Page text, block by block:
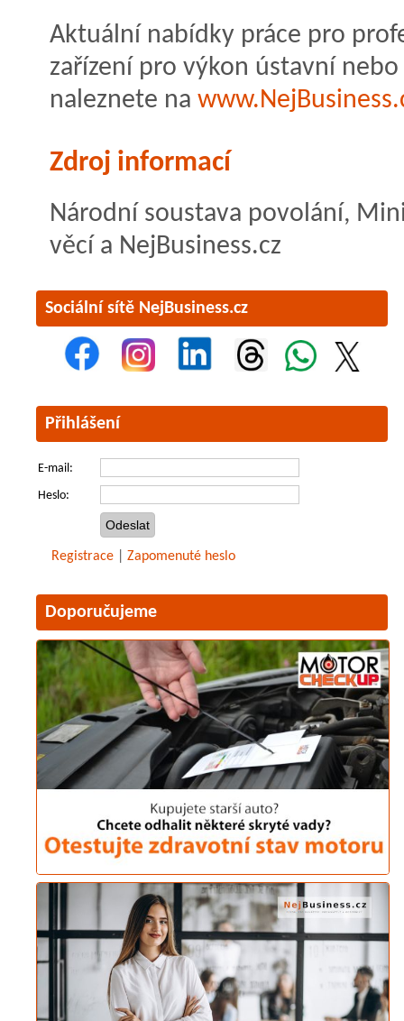
Aktuální nabídky práce pro
zařízení pro výkon ústavní
naleznete na
Zdroj informací
Národní soustava povolání,
věcí a NejBusiness.cz
Sociální sítě NejBusiness.cz
Přihlášení
E-mail:
Heslo:
Registrace Zapomenuté heslo
Doporučujeme